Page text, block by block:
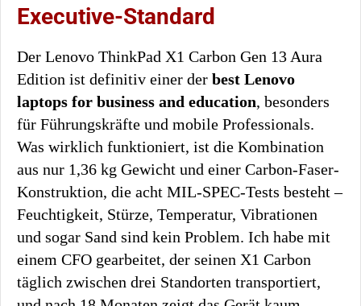
Executive-Standard
Der Lenovo ThinkPad X1 Carbon Gen 13 Aura
Edition ist definitiv einer der best Lenovo
laptops for business and education, besonders
für Führungskräfte und mobile Professionals.
Was wirklich funktioniert, ist die Kombination
aus nur 1,36 kg Gewicht und einer Carbon-Faser-
Konstruktion, die acht MIL-SPEC-Tests besteht –
Feuchtigkeit, Stürze, Temperatur, Vibrationen
und sogar Sand sind kein Problem. Ich habe mit
einem CFO gearbeitet, der seinen X1 Carbon
täglich zwischen drei Standorten transportiert,